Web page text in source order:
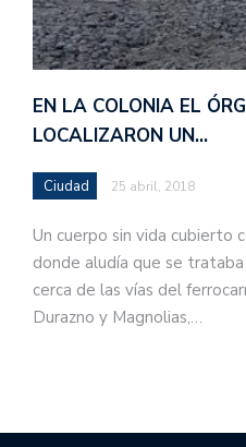
EN LA COLONIA EL
LOCALIZARON UN…
Ciudad 25 abril, 2018
Un cuerpo sin vida cubierto
donde aludía que se
cerca de las vías del
Durazno y Magnolias,…